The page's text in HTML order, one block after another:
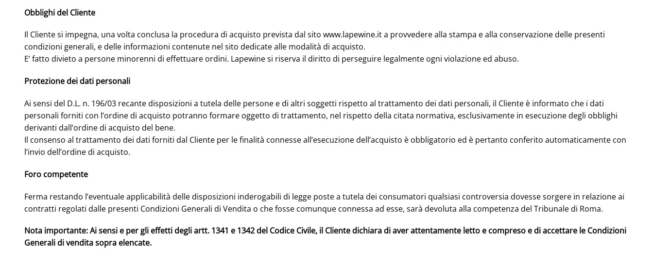
Obblighi del Cliente
Il Cliente si impegna, una volta conclusa la procedura di acquisto prevista dal sito www.lapewine.it a provvedere alla stampa e alla conservazione delle presenti
condizioni generali, e delle informazioni contenute nel sito dedicate alle modalità di acquisto.
E’ fatto divieto a persone minorenni di effettuare ordini. Lapewine si riserva il diritto di perseguire legalmente ogni violazione ed abuso.
Protezione dei dati personali
Ai sensi del D.L. n. 196/03 recante disposizioni a tutela delle persone e di altri soggetti rispetto al trattamento dei dati personali, il Cliente è informato che i dati
personali forniti con l’ordine di acquisto potranno formare oggetto di trattamento, nel rispetto della citata normativa, esclusivamente in esecuzione degli obblighi
derivanti dall’ordine di acquisto del bene.
Il consenso al trattamento dei dati forniti dal Cliente per le finalità connesse all’esecuzione dell’acquisto è obbligatorio ed è pertanto conferito automaticamente con
l’invio dell’ordine di acquisto.
Foro competente
Ferma restando l’eventuale applicabilità delle disposizioni inderogabili di legge poste a tutela dei consumatori qualsiasi controversia dovesse sorgere in relazione ai
contratti regolati dalle presenti Condizioni Generali di Vendita o che fosse comunque connessa ad esse, sarà devoluta alla competenza del Tribunale di Roma.
Nota importante: Ai sensi e per gli effetti degli artt. 1341 e 1342 del Codice Civile, il Cliente dichiara di aver attentamente letto e compreso e di accettare le Condizioni
Generali di vendita sopra elencate.